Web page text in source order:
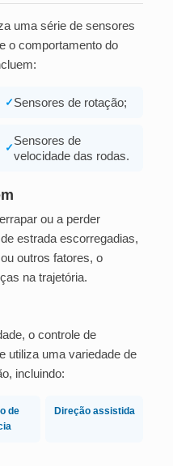
uma série de sensores
o comportamento do
✓ Sensores de rotação;
✓
Sensores de
velocidade das rodas.
ou a perder
estrada escorregadias,
outros fatores, o
na trajetória.
o controle de
utiliza uma variedade de
incluindo:
de
Direção assistida